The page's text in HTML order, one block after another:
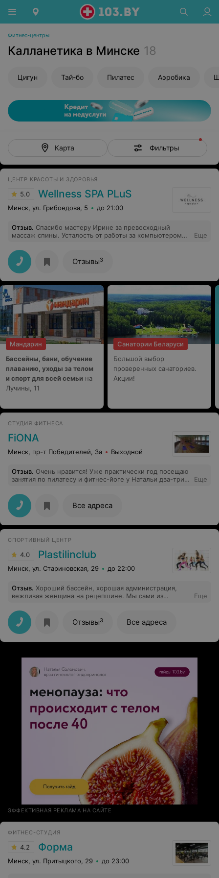
Фитнес-центры
Калланетика в Минске 18
Цигун Тай-бо Пилатес Аэробика
Карта Фильтры
ЦЕНТР КРАСОТЫ И ЗДОРОВЬЯ
5.0 Wellness SPA PLuS
Минск, ул. Грибоедова, 5 до 21:00
Отзыв. Спасибо мастеру Ирине за превосходный
массаж спины. Усталость от работы за компьютером
Еще
Отзывы3
Мандарин
Бассейны, бани, обучение
плаванию, уходы за телом
и спорт для всей семьи на
Лучины, 11
Санатории Беларуси
Большой выбор
проверенных санаториев.
Акции!
СТУДИЯ ФИТНЕСА
FiONA
Минск, пр-т Победителей, 3a Выходной
Отзыв. Очень нравится! Уже практически год посещаю
занятия по пилатесу и фитнес-йоге у Натальи два-три
Газеты Правда, 52). Очень грамотный инструктор.
Результаты тренировок радуют. Особенно рекомендую
эти виды фитнеса тем, у кого небольшие проблемы с
суставами (сама такая).
Еще
Все адреса
СПОРТИВНЫЙ ЦЕНТР
4.0 Plastilinclub
Минск, ул. Стариновская, 29 до 22:00
Отзыв. Хороший бассейн, хорошая администрация,
вежливая женщина на рецепшине. Мы сами из
уверенностью, что замечательное место! Были с
дочкой 3г. Пока в Минске, будем ходить!
Еще
Отзывы3 Все адреса
ЭФФЕКТИВНАЯ РЕКЛАМА НА САЙТЕ
ФИТНЕС-СТУДИЯ
4.2 Форма
Минск, ул. Притыцкого, 29 до 23:00